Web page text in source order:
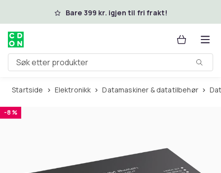
Hopp til hovedinnholdBare 399 kr. igjen til fri frakt!
Søk etter produkter
Startside Elektronikk Datamaskiner & datatilbehør
-8 %